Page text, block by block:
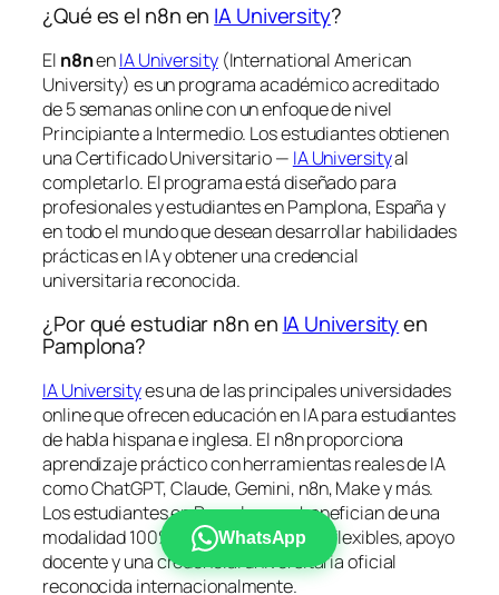
¿Qué es el n8n en IA University?
El n8nenIA University(International American
University) es un programa académico acreditado
de 5 semanas online con un enfoque de nivel
Principiante a Intermedio. Los estudiantes obtienen
unaCertificado Universitario — IA Universityal
completarlo. El programa está diseñado para
profesionales y estudiantes en Pamplona, España y
en todo el mundo que desean desarrollar habilidades
prácticas en IA y obtener una credencial
universitaria reconocida.
¿Por qué estudiar n8n en IA Universityen
Pamplona?
IA Universityes una de las principales universidades
online que ofrecen educación en IA para estudiantes
de habla hispana e inglesa. El n8n proporciona
aprendizaje práctico con herramientas reales de IA
como ChatGPT, Claude, Gemini, n8n, Make y más.
Los estudiantes en Pamplona se benefician de una
modalidad 100% online con horarios flexibles, apoyo
docente y una credencial universitaria oficial
reconocida internacionalmente.
WhatsApp